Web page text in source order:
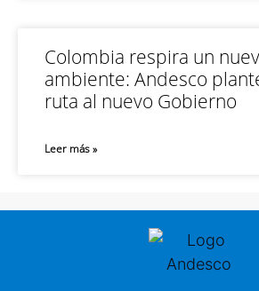
Colombia respira un
ambiente: Andesco
ruta al nuevo Gobierno
Leer más »